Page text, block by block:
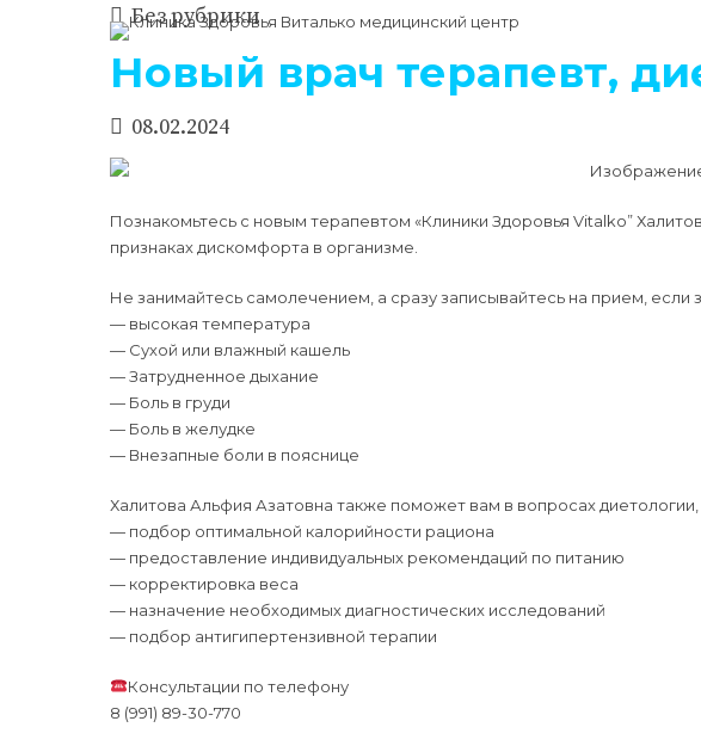
Без рубрики
Новый врач терапевт,
08.02.2024
Познакомьтесь с новым терапевтом «Клиники Здоровья Vitalko”
признаках дискомфорта в организме.
Не занимайтесь самолечением, а сразу записывайтесь на прием, если
— высокая температура
— Сухой или влажный кашель
— Затрудненное дыхание
— Боль в груди
— Боль в желудке
— Внезапные боли в пояснице
Халитова Альфия Азатовна также поможет вам в вопросах
— подбор оптимальной калорийности рациона
— предоставление индивидуальных рекомендаций по питанию
— корректировка веса
— назначение необходимых диагностических исследований
— подбор антигипертензивной терапии⁠
Консультации по телефону
8 (991) 89-30-770